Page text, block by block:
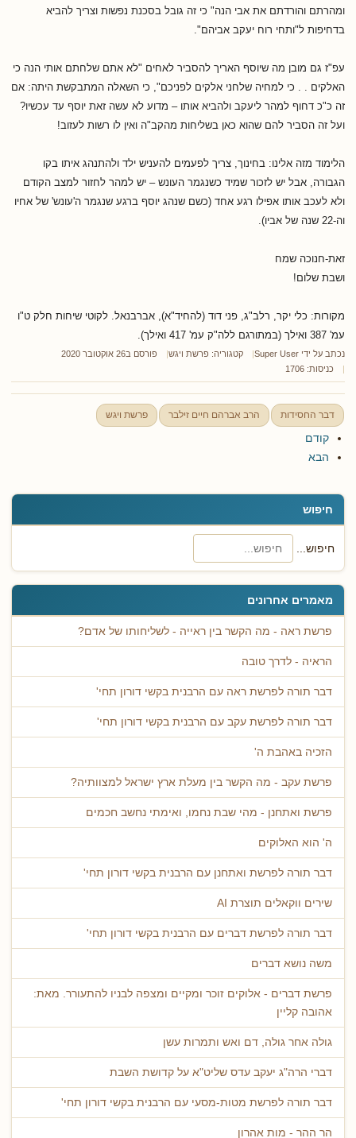
חיפוש
חיפוש...
מאמרים אחרונים
פרשת ראה - מה הקשר בין ראייה - לשליחותו של אדם?
הראיה - לדרך טובה
דבר תורה לפרשת ראה עם הרבנית בקשי דורון תחי'
דבר תורה לפרשת עקב עם הרבנית בקשי דורון תחי'
הזכיה באהבת ה'
פרשת עקב - מה הקשר בין מעלת ארץ ישראל למצוותיה?
פרשת ואתחנן - מהי שבת נחמו, ואימתי נחשב חכמים
ה' הוא האלוקים
דבר תורה לפרשת ואתחנן עם הרבנית בקשי דורון תחי'
שירים ווקאלים תוצרת AI
דבר תורה לפרשת דברים עם הרבנית בקשי דורון תחי'
משה נושא דברים
פרשת דברים - אלוקים זוכר ומקיים ומצפה לבניו להתעורר. מאת:
אהובה קליין
גולה אחר גולה, דם ואש ותמרות עשן
דברי הרה"ג יעקב עדס שליט"א על קדושת השבת
דבר תורה לפרשת מטות-מסעי עם הרבנית בקשי דורון תחי'
הר ההר - מות אהרון
ומהרתם והורדתם את אבי הנה" כי זה גובל בסכנת נפשות וצריך להביא
בדחיפות ל"ותחי רוח יעקב אביהם".
עפ"ז גם מובן מה שיוסף האריך להסביר לאחים "לא אתם שלחתם אותי הנה כי
האלקים . . כי למחיה שלחני אלקים לפניכם", כי השאלה המתבקשת היתה: אם
זה כ"כ דחוף למהר ליעקב ולהביא אותו – מדוע לא עשה זאת יוסף עד עכשיו?
ועל זה הסביר להם שהוא כאן בשליחות מהקב"ה ואין לו רשות לעזוב!
הלימוד מזה אלינו: בחינוך, צריך לפעמים להעניש ילד ולהתנהג איתו בקו
הגבורה, אבל יש לזכור שמיד כשנגמר העונש – יש למהר לחזור למצב הקודם
ולא לעכב אותו אפילו רגע אחד (כשם שנהג יוסף ברגע שנגמר ה'עונש' של אחיו
וה-22 שנה של אביו).
זאת-חנוכה שמח
ושבת שלום!
מקורות: כלי יקר, רלב"ג, פני דוד (להחיד"א), אברבנאל. לקוטי שיחות חלק ט"ו
עמ' 387 ואילך (במתורגם ללה"ק עמ' 417 ואילך).
נכתב על ידי Super User קטגוריה: פרשת ויגש
פורסם ב26 אוקטובר 2020
כניסות: 1706
דבר החסידות הרב אברהם חיים זילבר פרשת ויגש
קודם
הבא